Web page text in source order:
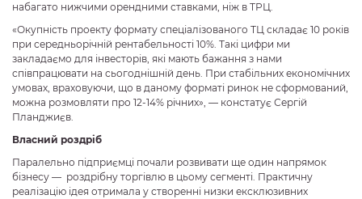
набагато нижчими орендними ставками, ніж в ТРЦ.
«Окупність проекту формату спеціалізованого ТЦ складає 10 років
при середньорічній рентабельності 10%. Такі цифри ми
закладаємо для інвесторів, які мають бажання з нами
співпрацювати на сьогоднішній день. При стабільних економічних
умовах, враховуючи, що в даному форматі ринок не сформований,
можна розмовляти про 12-14% річних», — констатує Сергій
Планджиєв.
Власний роздріб
Паралельно підприємці почали розвивати ще один напрямок
бізнесу — роздрібну торгівлю в цьому сегменті. Практичну
реалізацію ідея отримала у створенні низки ексклюзивних